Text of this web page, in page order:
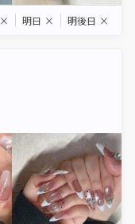
× 明日 × 明後日 ×